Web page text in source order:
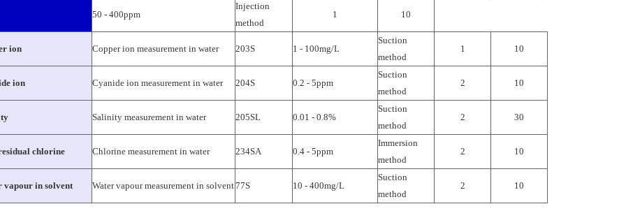
50 - 400ppm
Injection
method
1 10
ion Copper ion measurement in water 203S 1 - 100mg/L
Suction
method
1 10
ion Cyanide ion measurement in water 204S 0.2 - 5ppm
Suction
method
2 10
Salinity measurement in water 205SL 0.01 - 0.8%
Suction
method
2 30
chlorine Chlorine measurement in water 234SA 0.4 - 5ppm
Immersion
method
2 10
vapour in solvent Water vapour measurement in solvent77S 10 - 400mg/L
Suction
method
2 10